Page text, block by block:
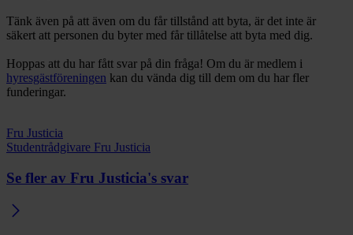
Tänk även på att även om du får tillstånd att byta, är det inte är
säkert att personen du byter med får tillåtelse att byta med dig.
Hoppas att du har fått svar på din fråga! Om du är medlem i
hyresgästföreningen kan du vända dig till dem om du har fler
funderingar.
Fru Justicia
Studentrådgivare Fru Justicia
Se fler av Fru Justicia's svar